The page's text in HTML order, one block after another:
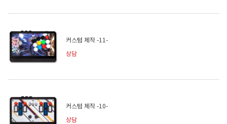
커스텀 제작 -11-
상담
커스텀 제작 -10-
상담